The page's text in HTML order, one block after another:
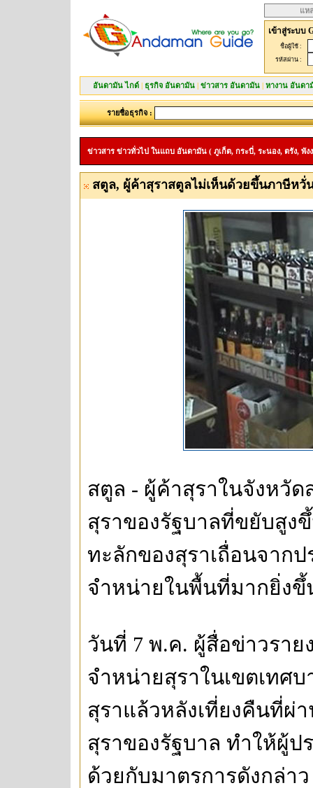
แห
เข้าสู่ระบบ
ชื่อผู้ใช้ :
รหัสผ่าน :
อันดามัน ไกด์ | ธุรกิจ อันดามัน | ข่าวสาร อันดามัน | หางาน อันดา
รายชื่อธุรกิจ :
ข่าวสาร ข่าวทั่วไป ในแถบ อันดามัน ( ภูเก็ต, กระบี่, ระนอง, ตรัง, พัง
สตูล, ผู้ค้าสุราสตูลไม่เห็นด้วยขึ้นภาษีหวั่
สตูล - ผู้ค้าสุราในจังหวั
สุราของรัฐบาลที่ขยับสูง
ทะลักของสุราเถื่อนจากป
จำหน่ายในพื้นที่มากยิ่งขึ้
วันที่ 7 พ.ค. ผู้สื่อข่าวรา
จำหน่ายสุราในเขตเทศ
สุราแล้วหลังเที่ยงคืนที่ผ่
สุราของรัฐบาล ทำให้ผู้ป
ด้วยกับมาตรการดังกล่า